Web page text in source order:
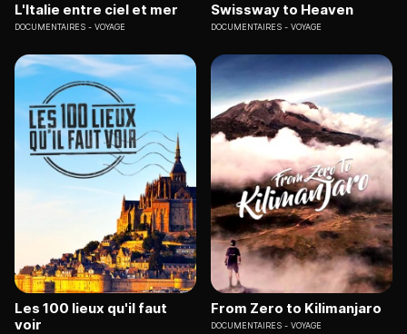
L'Italie entre ciel et mer
DOCUMENTAIRES VOYAGE
Swissway to Heaven
DOCUMENTAIRES VOYAGE
Les 100 lieux qu'il faut
voir
From Zero to Kilimanjaro
DOCUMENTAIRES VOYAGE